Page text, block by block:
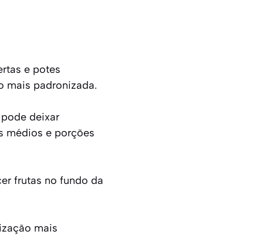
e potes
mais padronizada.
deixar
médios e porções
frutas no fundo da
mais